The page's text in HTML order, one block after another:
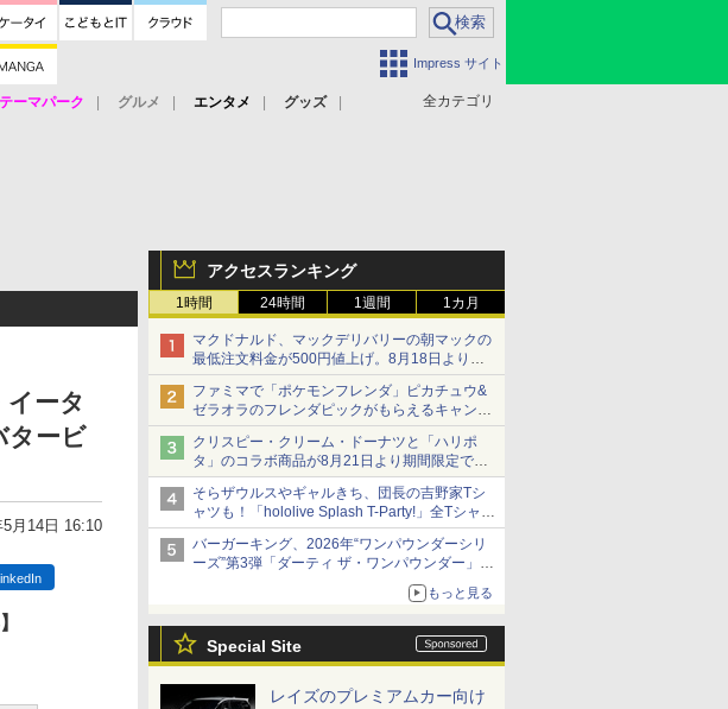
Impress サイト
全カテゴリ
テーマパーク グルメ エンタメ
グッズ
アクセスランキング
1時間 24時間 1週間 1カ月
マクドナルド、マックデリバリーの朝マックの
最低注文料金が500円値上げ。8月18日より
1,500円から受付
ファミマで「ポケモンフレンダ」ピカチュウ&
ゼラオラのフレンダピックがもらえるキャンペ
ーン開催！
クリスピー・クリーム・ドーナツと「ハリポ
タ」のコラボ商品が8月21日より期間限定で発
売
組分け帽子ドーナツなど見た目も楽しい商品が
登場
そらザウルスやギャルきち、団長の吉野家Tシ
ャツも！「hololive Splash T-Party!」全Tシャツ
ラインナップ公開＆オンライン販売開始
バーガーキング、2026年“ワンパウンダーシリ
ーズ”第3弾「ダーティ ザ・ワンパウンダー」を
「特製ガーリックマヨソース」を使用した超大
もっと見る
Special Site
レイズのプレミアムカー向け
ータ
タービ
5月14日 16:10